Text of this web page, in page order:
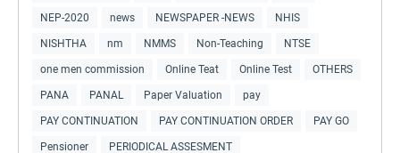
NEP-2020 news NEWSPAPER -NEWS NHIS
NISHTHA nm NMMS Non-Teaching NTSE
one men commission Online Teat Online Test OTHERS
PANA PANAL Paper Valuation pay
PAY CONTINUATION PAY CONTINUATION ORDER PAY GO
Pensioner PERIODICAL ASSESMENT